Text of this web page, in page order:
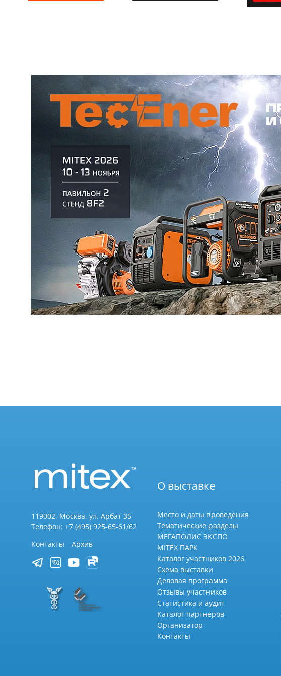
119002, Москва, ул. Арбат 35
Телефон: +7 (495) 925-65-61/62
Контакты
Архив
О выставке
Место и даты проведения
Тематические разделы
МЕГАПОЛИС ЭКСПО
MITEX ПАРК
Каталог участников 2026
Схема выставки
Деловая программа
Отзывы участников
Статистика и аудит
Каталог партнеров
Организатор
Контакты